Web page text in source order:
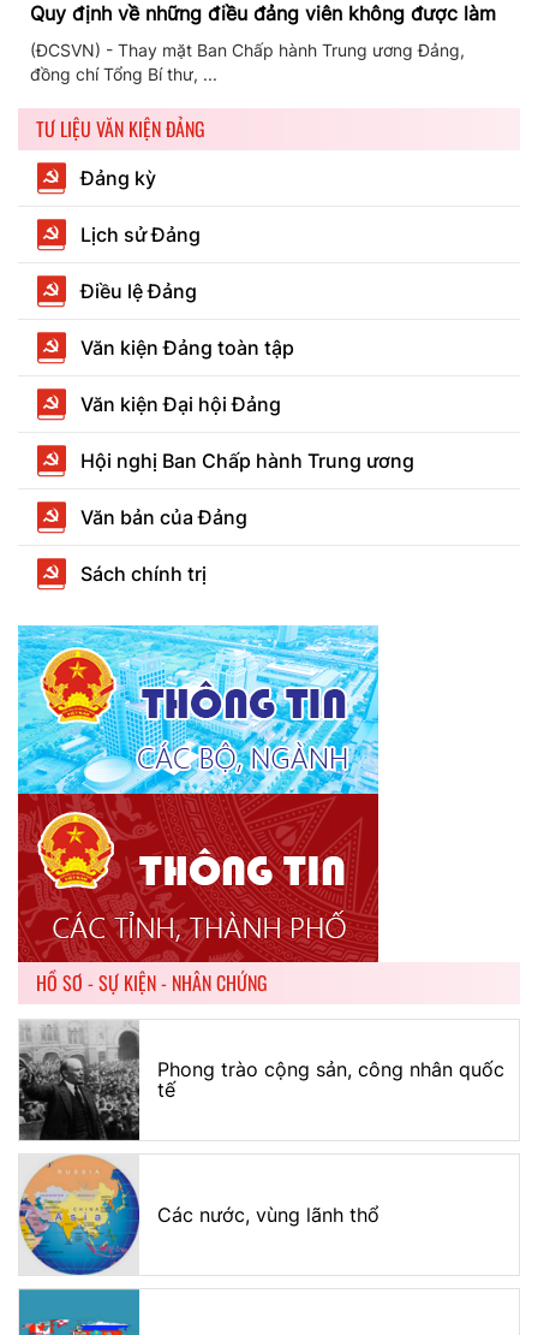
Quy định về những điều đảng viên không được làm
(ĐCSVN) - Thay mặt Ban Chấp hành Trung ương Đảng,
đồng chí Tổng Bí thư, ...
TƯ LIỆU VĂN KIỆN ĐẢNG
Đảng kỳ
Lịch sử Đảng
Điều lệ Đảng
Văn kiện Đảng toàn tập
Văn kiện Đại hội Đảng
Hội nghị Ban Chấp hành Trung ương
Văn bản của Đảng
Sách chính trị
HỒ SƠ - SỰ KIỆN - NHÂN CHỨNG
Phong trào cộng sản, công nhân quốc
tế
Các nước, vùng lãnh thổ